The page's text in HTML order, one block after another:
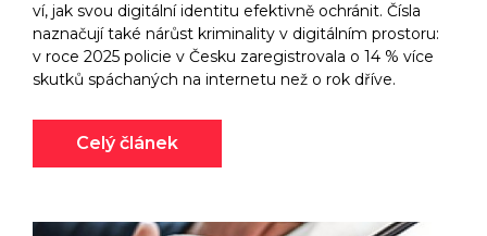
ví, jak svou digitální identitu efektivně ochránit. Čísla
naznačují také nárůst kriminality v digitálním prostoru:
v roce 2025 policie v Česku zaregistrovala o 14 % více
skutků spáchaných na internetu než o rok dříve.
Celý článek